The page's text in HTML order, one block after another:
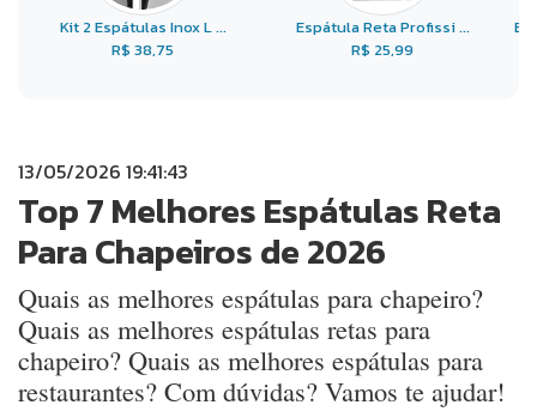
Kit 2 Espátulas Inox L ...
R$ 38,75
Espátula Reta Profissi ...
R$ 25,99
13/05/2026 19:41:43
Top 7 Melhores Espátulas Reta
Para Chapeiros de 2026
Quais as melhores espátulas para chapeiro?
Quais as melhores espátulas retas para
chapeiro? Quais as melhores espátulas para
restaurantes? Com dúvidas? Vamos te ajudar!